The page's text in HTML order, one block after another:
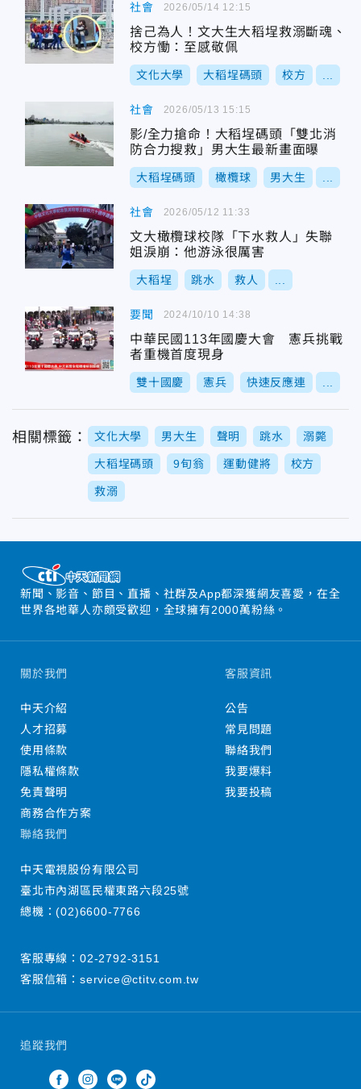
社會
捨己為人！文大生大稻埕救溺斷魂、
校方慟：至感敬佩
文化大學 大稻埕碼頭 校方
2026/05/14 12:15
社會
影/全力搶命！大稻埕碼頭「雙北消
防合力搜救」男大生最新畫面曝
大稻埕碼頭 橄欖球 男大生
2026/05/13 15:15
社會
文大橄欖球校隊「下水救人」失聯
姐淚崩：他游泳很厲害
大稻埕 跳水 救人
2026/05/12 11:33
要聞
中華民國113年國慶大會 憲兵挑戰
者重機首度現身
雙十國慶 憲兵 快速反應連
2024/10/10 14:38
相關標籤： 文化大學 男大生 聲明 跳水 溺斃
大稻埕碼頭 9旬翁 運動健將 校方
救溺
新聞、影音、節目、直播、社群及App都深獲網友喜愛，在全
世界各地華人亦頗受歡迎，全球擁有2000萬粉絲。
追蹤我們
關於我們
中天介紹
人才招募
使用條款
隱私權條款
免責聲明
商務合作方案
客服資訊
公告
常見問題
聯絡我們
我要爆料
我要投稿
聯絡我們
中天電視股份有限公司
臺北市內湖區民權東路六段25號
總機：(02)6600-7766
客服專線： 02-2792-3151
客服信箱： service@ctitv.com.tw